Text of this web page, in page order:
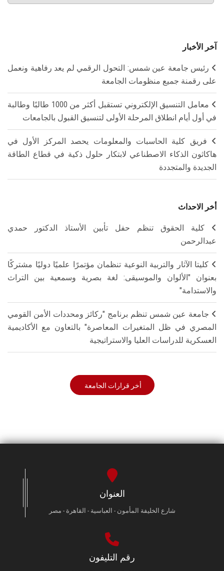
آخر الأخبار
رئيس جامعة عين شمس: التحول الرقمي لم يعد رفاهية ونعمل
على رقمنة جميع منظومات الجامعة
معامل التنسيق الإلكتروني تستقبل أكثر من 1000 طالبًا وطالبة
في أول أيام انطلاق المرحلة الأولى لتنسيق القبول بالجامعات
فريق كلية الحاسبات والمعلومات يحصد المركز الأول في
هاكاثون الذكاء الاصطناعي لابتكار حلول ذكية في قطاع الطاقة
الجديدة والمتجددة
أخر الاحداث
كلية الحقوق تنظم حفل تأبين الأستاذ الدكتور حمدي
عبدالرحمن
كليتا الآثار والتربية النوعية تنظمان مؤتمرًا علميًا دوليًا مشتركًا
بعنوان "الألوان والموسيقى: لغة بصرية وسمعية بين التراث
والاستدامة"
جامعة عين شمس تنظم برنامج "ركائز ومحددات الأمن القومي
المصري في ظل المتغيرات المعاصرة" بالتعاون مع الأكاديمية
العسكرية للدراسات العليا والاستراتيجية
أخر قرارات الجامعة
العنوان
شارع الخليفة المأمون - العباسية - القاهرة - مصر
رقم التليفون